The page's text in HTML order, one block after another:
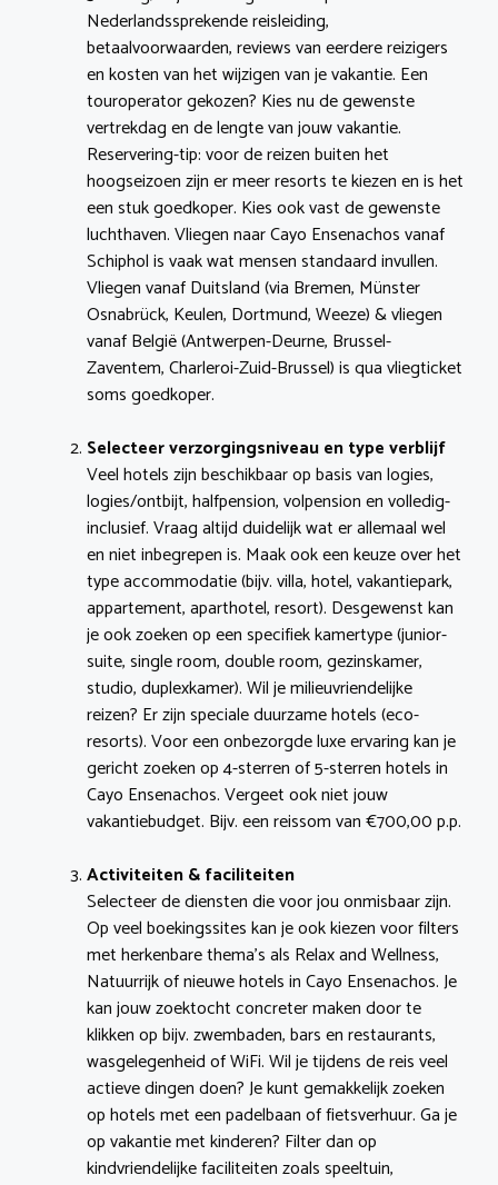
Nederlandssprekende reisleiding,
betaalvoorwaarden, reviews van eerdere reizigers
en kosten van het wijzigen van je vakantie. Een
touroperator gekozen? Kies nu de gewenste
vertrekdag en de lengte van jouw vakantie.
Reservering-tip: voor de reizen buiten het
hoogseizoen zijn er meer resorts te kiezen en is het
een stuk goedkoper. Kies ook vast de gewenste
luchthaven. Vliegen naar Cayo Ensenachos vanaf
Schiphol is vaak wat mensen standaard invullen.
Vliegen vanaf Duitsland (via Bremen, Münster
Osnabrück, Keulen, Dortmund, Weeze) & vliegen
vanaf België (Antwerpen-Deurne, Brussel-
Zaventem, Charleroi-Zuid-Brussel) is qua vliegticket
soms goedkoper.
Selecteer verzorgingsniveau en type verblijf
Veel hotels zijn beschikbaar op basis van logies,
logies/ontbijt, halfpension, volpension en volledig-
inclusief. Vraag altijd duidelijk wat er allemaal wel
en niet inbegrepen is. Maak ook een keuze over het
type accommodatie (bijv. villa, hotel, vakantiepark,
appartement, aparthotel, resort). Desgewenst kan
je ook zoeken op een specifiek kamertype (junior-
suite, single room, double room, gezinskamer,
studio, duplexkamer). Wil je milieuvriendelijke
reizen? Er zijn speciale duurzame hotels (eco-
resorts). Voor een onbezorgde luxe ervaring kan je
gericht zoeken op 4-sterren of 5-sterren hotels in
Cayo Ensenachos. Vergeet ook niet jouw
vakantiebudget. Bijv. een reissom van €700,00 p.p.
Activiteiten & faciliteiten
Selecteer de diensten die voor jou onmisbaar zijn.
Op veel boekingssites kan je ook kiezen voor filters
met herkenbare thema’s als Relax and Wellness,
Natuurrijk of nieuwe hotels in Cayo Ensenachos. Je
kan jouw zoektocht concreter maken door te
klikken op bijv. zwembaden, bars en restaurants,
wasgelegenheid of WiFi. Wil je tijdens de reis veel
actieve dingen doen? Je kunt gemakkelijk zoeken
op hotels met een padelbaan of fietsverhuur. Ga je
op vakantie met kinderen? Filter dan op
kindvriendelijke faciliteiten zoals speeltuin,